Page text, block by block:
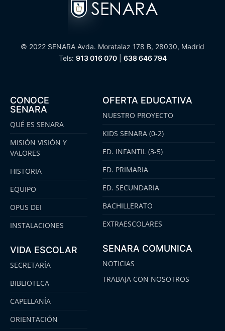
© 2022 SENARA Avda. Moratalaz 178 B, 28030, Madrid
Tels: 913 016 070| 638 646 794
CONOCE
SENARA
QUÉ ES SENARA
MISIÓN VISIÓN Y
VALORES
HISTORIA
EQUIPO
OPUS DEI
INSTALACIONES
VIDA ESCOLAR
SECRETARÍA
BIBLIOTECA
CAPELLANÍA
ORIENTACIÓN
OFERTA EDUCATIVA
NUESTRO PROYECTO
KIDS SENARA (0-2)
ED. INFANTIL (3-5)
ED. PRIMARIA
ED. SECUNDARIA
BACHILLERATO
EXTRAESCOLARES
SENARA COMUNICA
NOTICIAS
TRABAJA CON NOSOTROS